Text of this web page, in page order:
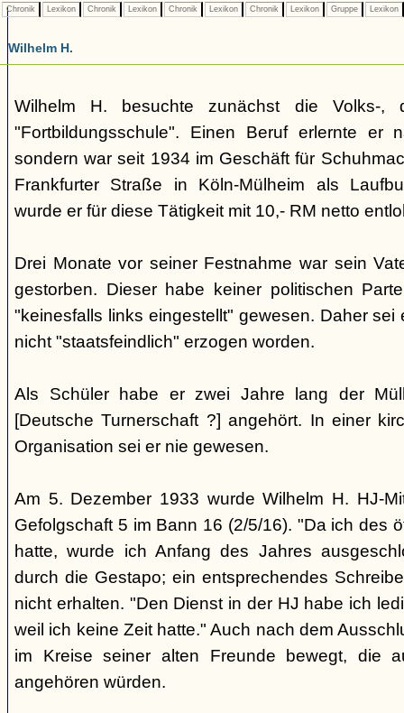
Chronik Lexikon Chronik Lexikon Chronik Lexikon Chronik Lexikon Gruppe Lexikon
Wilhelm H.
Wilhelm H. besuchte zunächst die Volks-,
"Fortbildungsschule". Einen Beruf erlernte er
sondern war seit 1934 im Geschäft für
Frankfurter Straße in Köln-Mülheim als
wurde er für diese Tätigkeit mit 10,- RM netto
Drei Monate vor seiner Festnahme war sein
gestorben. Dieser habe keiner politischen
"keinesfalls links eingestellt" gewesen. Daher
nicht "staatsfeindlich" erzogen worden.
Als Schüler habe er zwei Jahre lang der
[Deutsche Turnerschaft ?] angehört. In einer
Organisation sei er nie gewesen.
Am 5. Dezember 1933 wurde Wilhelm H. HJ-
Gefolgschaft 5 im Bann 16 (2/5/16). "Da ich des
hatte, wurde ich Anfang des Jahres
durch die Gestapo; ein entsprechendes
nicht erhalten. "Den Dienst in der HJ habe ich
weil ich keine Zeit hatte." Auch nach dem
im Kreise seiner alten Freunde bewegt, die
angehören würden.